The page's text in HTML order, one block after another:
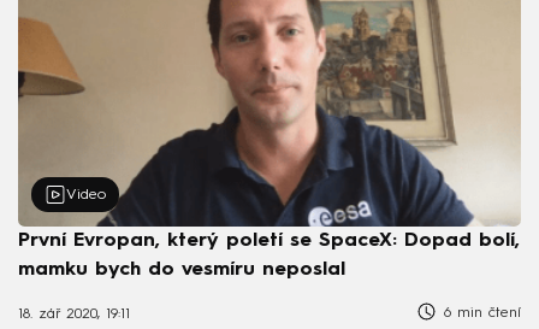
Video
První Evropan, který poletí se SpaceX: Dopad bolí,
mamku bych do vesmíru neposlal
18. zář 2020, 19:11 6 min čtení